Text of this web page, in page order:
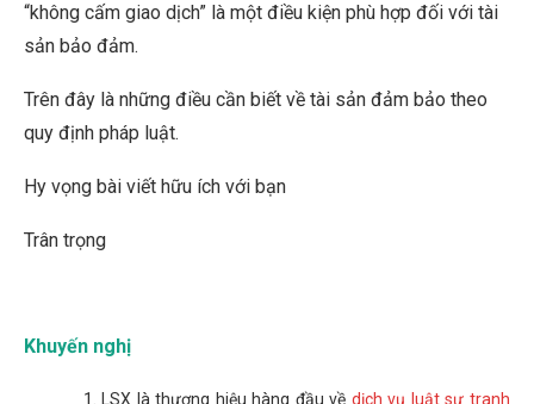
“không cấm giao dịch” là một điều kiện phù hợp đối với tài
sản bảo đảm.
Trên đây là những điều cần biết về tài sản đảm bảo theo
quy định pháp luật.
Hy vọng bài viết hữu ích với bạn
Trân trọng
Khuyến nghị
LSX là thương hiệu hàng đầu về dịch vụ luật sư tranh